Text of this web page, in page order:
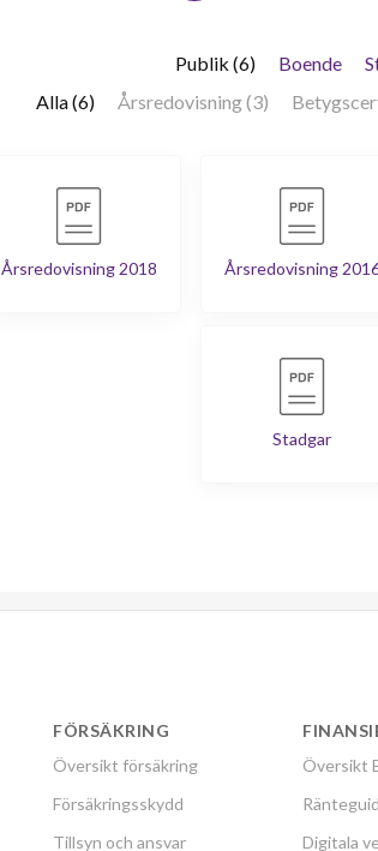
Publik (6) Boende
Alla (6)
Årsredovisning (3)
Årsredovisning 2018 Årsredovisning
Stadgar
FÖRSÄKRING
Översikt försäkring
Försäkringsskydd
Tillsyn och ansvar
Översikt
Digitala